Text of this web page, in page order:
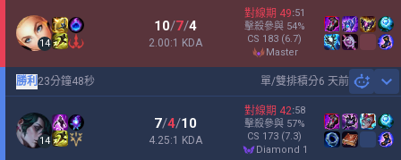
14
10/7/4
2.00:1 KDA
對線期 49:51
擊殺參與 54%
CS 183 (6.7)
master
單/雙排積分6 天前
勝利 23分鐘48秒
14
7/4/10
4.25:1 KDA
對線期 42:58
擊殺參與 57%
CS 173 (7.3)
diamond 1